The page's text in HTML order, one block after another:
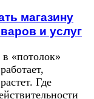
магазину
и услуг
«потолок»
Где